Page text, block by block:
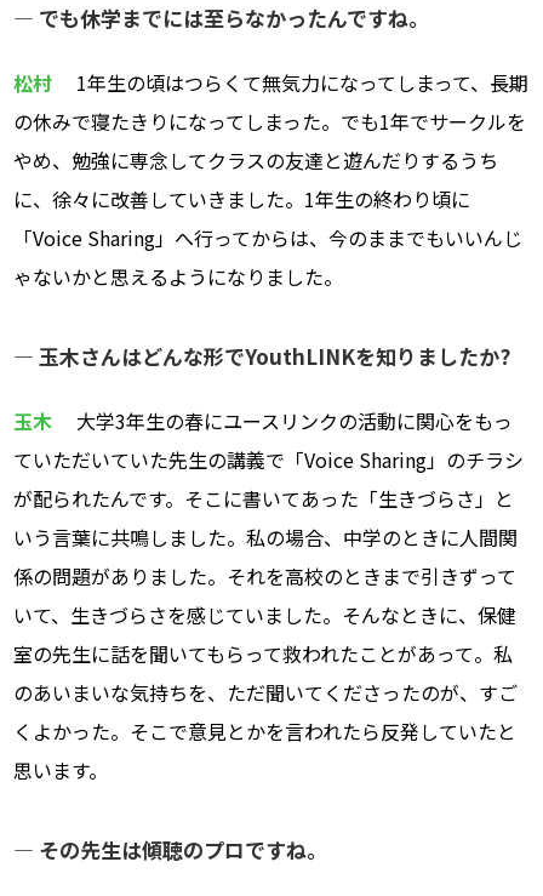
― でも休学までには至らなかったんですね。
松村
1年生の頃はつらくて無気力になってしまって、長期
の休みで寝たきりになってしまった。でも1年でサークルを
やめ、勉強に専念してクラスの友達と遊んだりするうち
に、徐々に改善していきました。1年生の終わり頃に
「Voice Sharing」へ行ってからは、今のままでもいいんじ
ゃないかと思えるようになりました。
― 玉木さんはどんな形でYouthLINKを知りましたか?
玉木
大学3年生の春にユースリンクの活動に関心をもっ
ていただいていた先生の講義で「Voice Sharing」のチラシ
が配られたんです。そこに書いてあった「生きづらさ」と
いう言葉に共鳴しました。私の場合、中学のときに人間関
係の問題がありました。それを高校のときまで引きずって
いて、生きづらさを感じていました。そんなときに、保健
室の先生に話を聞いてもらって救われたことがあって。私
のあいまいな気持ちを、ただ聞いてくださったのが、すご
くよかった。そこで意見とかを言われたら反発していたと
思います。
― その先生は傾聴のプロですね。